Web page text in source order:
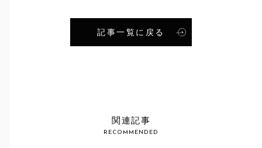
記事一覧に戻る
関連記事
RECOMMENDED